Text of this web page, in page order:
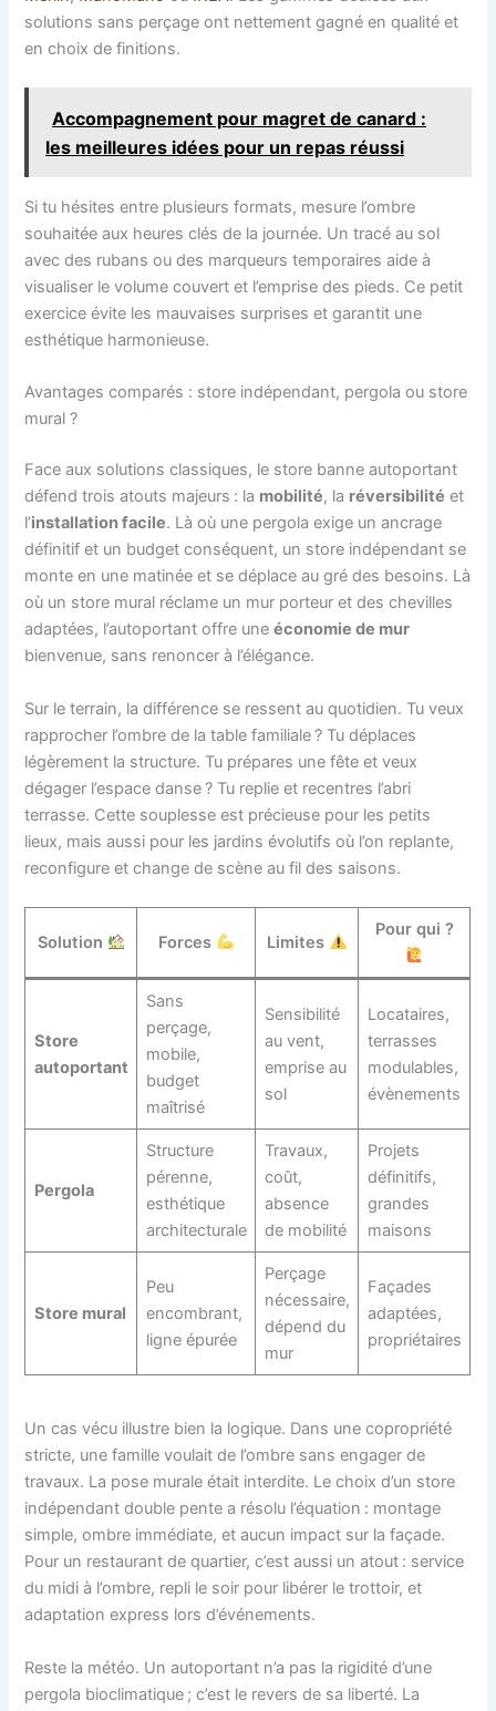
solutions sans perçage ont nettement gagné en qualité et
en choix de finitions.
Accompagnement pour magret de canard :
les meilleures idées pour un repas réussi
Si tu hésites entre plusieurs formats, mesure l’ombre
souhaitée aux heures clés de la journée. Un tracé au sol
avec des rubans ou des marqueurs temporaires aide à
visualiser le volume couvert et l’emprise des pieds. Ce petit
exercice évite les mauvaises surprises et garantit une
esthétique harmonieuse.
Avantages comparés : store indépendant, pergola ou store
mural ?
Face aux solutions classiques, le store banne autoportant
défend trois atouts majeurs : la mobilité, la réversibilité et
l’installation facile. Là où une pergola exige un ancrage
définitif et un budget conséquent, un store indépendant se
monte en une matinée et se déplace au gré des besoins. Là
où un store mural réclame un mur porteur et des chevilles
adaptées, l’autoportant offre uneéconomie de mur
bienvenue, sans renoncer à l’élégance.
Sur le terrain, la différence se ressent au quotidien. Tu veux
rapprocher l’ombre de la table familiale ? Tu déplaces
légèrement la structure. Tu prépares une fête et veux
dégager l’espace danse ? Tu replie et recentres l’abri
terrasse. Cette souplesse est précieuse pour les petits
lieux, mais aussi pour les jardins évolutifs où l’on replante,
reconfigure et change de scène au fil des saisons.
Solution Forces Limites
Pour qui ?
Store
autoportant
Sans
perçage,
mobile,
budget
maîtrisé
Sensibilité
au vent,
emprise au
sol
Locataires,
terrasses
modulables,
évènements
Pergola
Structure
pérenne,
esthétique
architecturale
Travaux,
coût,
absence
de mobilité
Projets
définitifs,
grandes
maisons
Store mural
Peu
encombrant,
ligne épurée
Perçage
nécessaire,
dépend du
mur
Façades
adaptées,
propriétaires
Un cas vécu illustre bien la logique. Dans une copropriété
stricte, une famille voulait de l’ombre sans engager de
travaux. La pose murale était interdite. Le choix d’un store
indépendant double pente a résolu l’équation : montage
simple, ombre immédiate, et aucun impact sur la façade.
Pour un restaurant de quartier, c’est aussi un atout : service
du midi à l’ombre, repli le soir pour libérer le trottoir, et
adaptation express lors d’événements.
Reste la météo. Un autoportant n’a pas la rigidité d’une
pergola bioclimatique ; c’est le revers de sa liberté. La